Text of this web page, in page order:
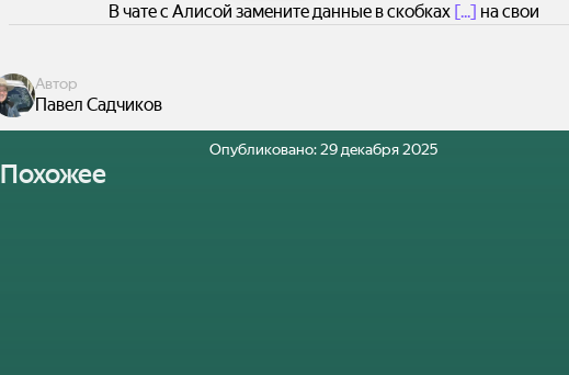
В чате с Алисой замените данные в скобках [...] на свои
Автор
Павел Садчиков
Опубликовано:29 декабря 2025
Похожее